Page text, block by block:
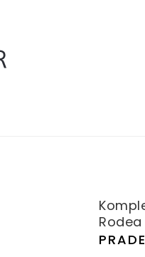
Rodea